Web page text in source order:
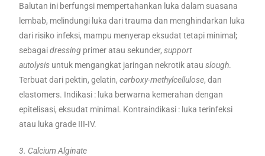
Balutan ini berfungsi mempertahankan luka dalam suasana
lembab, melindungi luka dari trauma dan menghindarkan luka
dari risiko infeksi, mampu menyerap eksudat tetapi minimal;
sebagaidressing primer atau sekunder,support
autolysis untuk mengangkat jaringan nekrotik atauslough.
Terbuat dari pektin, gelatin,carboxy-methylcellulose, dan
elastomers. Indikasi : luka berwarna kemerahan dengan
epitelisasi, eksudat minimal. Kontraindikasi : luka terinfeksi
atau luka grade III-IV.
3. Calcium Alginate